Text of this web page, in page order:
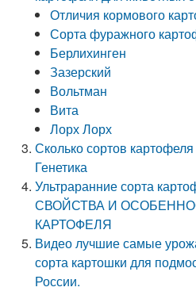
Отличия кормового
Сорта фуражного
Берлихинген
Зазерский
Вольтман
Вита
Лорх Лорх
Сколько сортов
Генетика
Ультраранние сорта
СВОЙСТВА И
КАРТОФЕЛЯ
Видео лучшие самые
сорта картошки для
России.